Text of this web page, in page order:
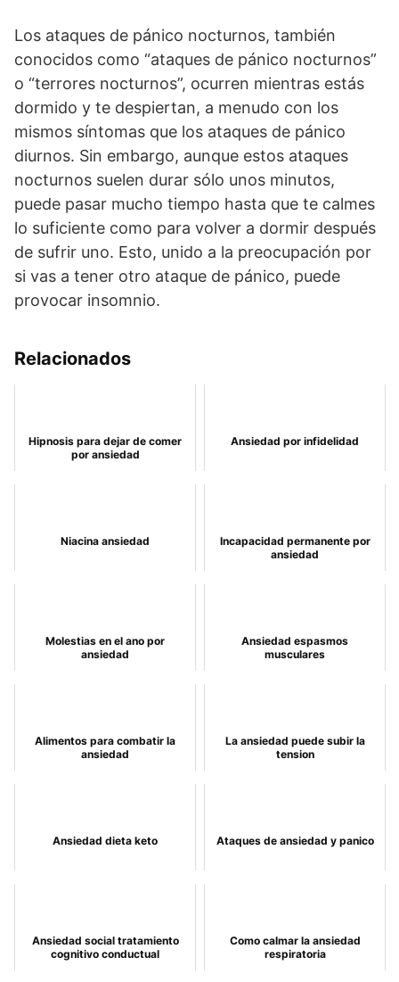
Los ataques de pánico nocturnos, también
conocidos como “ataques de pánico nocturnos”
o “terrores nocturnos”, ocurren mientras estás
dormido y te despiertan, a menudo con los
mismos síntomas que los ataques de pánico
diurnos. Sin embargo, aunque estos ataques
nocturnos suelen durar sólo unos minutos,
puede pasar mucho tiempo hasta que te calmes
lo suficiente como para volver a dormir después
de sufrir uno. Esto, unido a la preocupación por
si vas a tener otro ataque de pánico, puede
provocar insomnio.
Relacionados
Hipnosis para dejar de comer
por ansiedad
Ansiedad por infidelidad
Niacina ansiedad
Incapacidad permanente por
ansiedad
Molestias en el ano por
ansiedad
Ansiedad espasmos
musculares
Alimentos para combatir la
ansiedad
La ansiedad puede subir la
tension
Ansiedad dieta keto Ataques de ansiedad y panico
Ansiedad social tratamiento
cognitivo conductual
Como calmar la ansiedad
respiratoria